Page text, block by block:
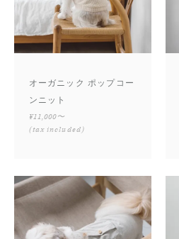
オーガニック ポップコー
ンニット
¥11,000〜
(tax included)